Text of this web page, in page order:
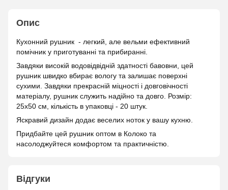
Опис
Кухонний рушник - легкий, але вельми ефективний
помічник у приготуванні та прибиранні.
Завдяки високій водовідвідній здатності бавовни, цей
рушник швидко вбирає вологу та залишає поверхні
сухими. Завдяки прекрасній міцності і довговічності
матеріалу, рушник служить надійно та довго. Розмір:
25х50 см, кількість в упаковці - 20 штук.
Яскравий дизайн додає веселих ноток у вашу кухню.
Придбайте цей рушник оптом в Колоко та
насолоджуйтеся комфортом та практичністю.
Відгуки